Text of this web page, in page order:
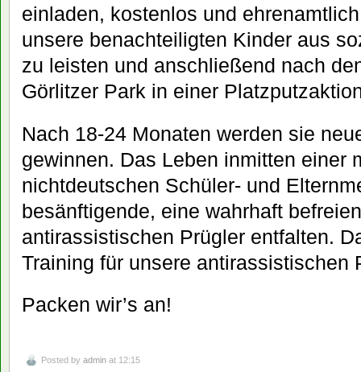
einladen, kostenlos und
unsere benachteiligten Kinder aus
zu leisten und anschließend nach
Görlitzer Park in einer
Nach 18-24 Monaten werden sie
gewinnen. Das Leben inmitten einer
nichtdeutschen Schüler- und
besänftigende, eine wahrhaft
antirassistischen Prügler entfalten.
Training für unsere antirassistischen
Packen wir’s an!
Posted by admin at 12:15